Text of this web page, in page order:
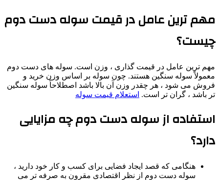
مهم ترین عامل در قیمت سوله دست دوم
چیست؟
مهم ترین عامل در قیمت گذاری ، وزن است. سوله های دست دوم
معمولاً سوله سنگین هستند. چون سوله بر اساس وزن خرید و
فروش می شود ، هر چقدر وزن آن بالا باشد اصطلاحاً سوله سنگین
تر باشد ، گران تر است. استعلام قیمت سوله
استفاده از سوله دست دوم چه مزایایی
دارد؟
هنگامی که قصد ایجاد فضایی برای کسب و کار خود دارید ،
سوله دست دوم از نظر اقتصادی مقرون به صرفه تر می